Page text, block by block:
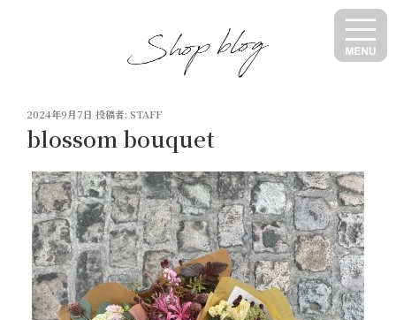
投
稿
日:
2024年9月7日 投稿者: STAFF
blossom bouquet